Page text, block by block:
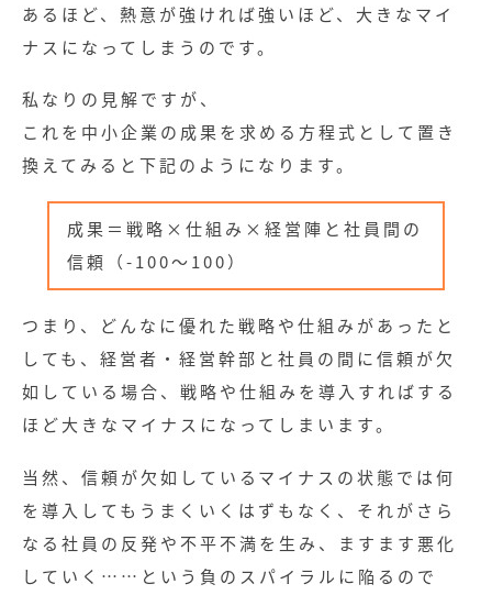
あるほど、熱意が強ければ強いほど、大きなマイ
ナスになってしまうのです。
私なりの見解ですが、
これを中小企業の成果を求める方程式として置き
換えてみると下記のようになります。
成果＝戦略×仕組み×経営陣と社員間の
信頼（-100～100）
つまり、どんなに優れた戦略や仕組みがあったと
しても、経営者・経営幹部と社員の間に信頼が欠
如している場合、戦略や仕組みを導入すればする
ほど大きなマイナスになってしまいます。
当然、信頼が欠如しているマイナスの状態では何
を導入してもうまくいくはずもなく、それがさら
なる社員の反発や不平不満を生み、ますます悪化
していく……という負のスパイラルに陥るので